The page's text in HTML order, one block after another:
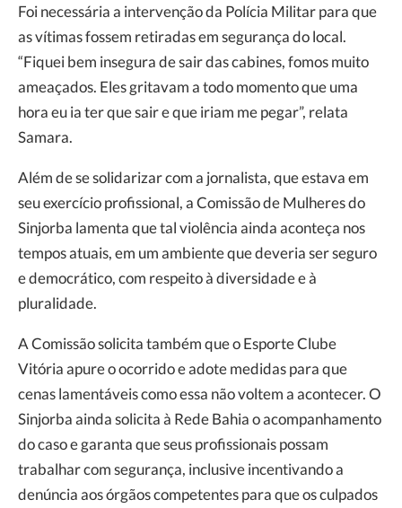
Foi necessária a intervenção da Polícia Militar para que
as vítimas fossem retiradas em segurança do local.
“Fiquei bem insegura de sair das cabines, fomos muito
ameaçados. Eles gritavam a todo momento que uma
hora eu ia ter que sair e que iriam me pegar”, relata
Samara.
Além de se solidarizar com a jornalista, que estava em
seu exercício profissional, a Comissão de Mulheres do
Sinjorba lamenta que tal violência ainda aconteça nos
tempos atuais, em um ambiente que deveria ser seguro
e democrático, com respeito à diversidade e à
pluralidade.
A Comissão solicita também que o Esporte Clube
Vitória apure o ocorrido e adote medidas para que
cenas lamentáveis como essa não voltem a acontecer. O
Sinjorba ainda solicita à Rede Bahia o acompanhamento
do caso e garanta que seus profissionais possam
trabalhar com segurança, inclusive incentivando a
denúncia aos órgãos competentes para que os culpados